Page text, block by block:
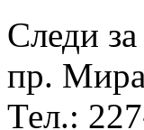
Следи
пр.
Тел.: